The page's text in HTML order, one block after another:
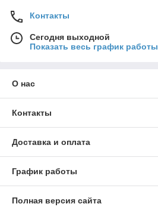
Контакты
Сегодня выходной
Показать весь график работы
О нас
Контакты
Доставка и оплата
График работы
Полная версия сайта